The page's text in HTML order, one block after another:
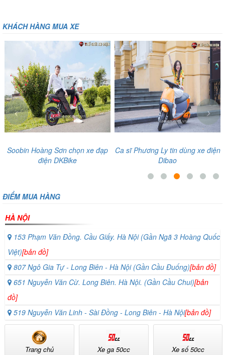
KHÁCH HÀNG MUA XE
Soobin Hoàng Sơn chọn xe đạp
điện DKBike
Ca sĩ Phương Ly tin dùng xe điện
Dibao
‹ ›
ĐIỂM MUA HÀNG
HÀ NỘI
153 Phạm Văn Đồng. Cầu Giấy. Hà Nội (Gần Ngã 3 Hoàng Quốc
Việt)[bản đồ]
807 Ngô Gia Tự - Long Biên - Hà Nội (Gần Cầu Đuống)[bản đồ]
651 Nguyễn Văn Cừ. Long Biên. Hà Nội. (Gần Cầu Chui)[bản
đồ]
519 Nguyễn Văn Linh - Sài Đồng - Long Biên - Hà Nội[bản đồ]
Trang chủ Xe ga 50cc Xe số 50cc